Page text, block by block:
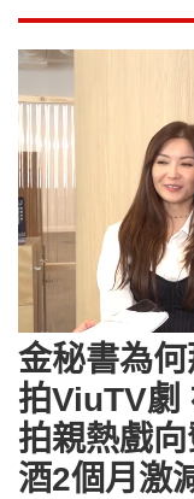
Unmute Loaded
10.72%
金秘書為
拍ViuTV劇
拍親熱戲
酒2個月激